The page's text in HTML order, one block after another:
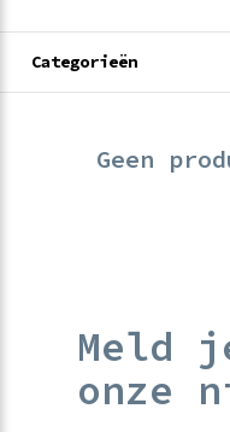
Categorieën
Geen
Meld
onze